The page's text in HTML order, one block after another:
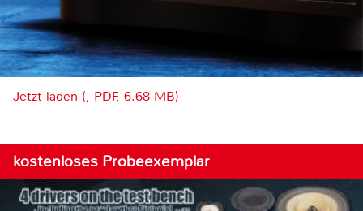
Jetzt laden (, PDF, 6.68 MB)
kostenloses Probeexemplar